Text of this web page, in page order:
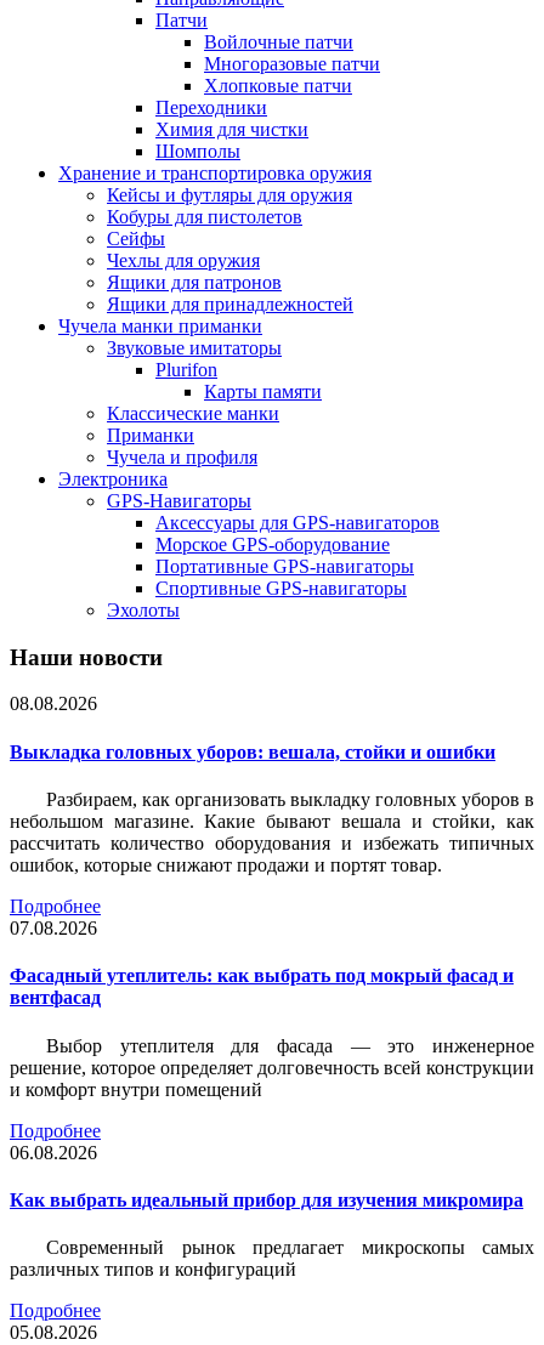
Патчи
Войлочные патчи
Многоразовые патчи
Хлопковые патчи
Переходники
Химия для чистки
Шомполы
Хранение и транспортировка оружия
Кейсы и футляры для оружия
Кобуры для пистолетов
Сейфы
Чехлы для оружия
Ящики для патронов
Ящики для принадлежностей
Чучела манки приманки
Звуковые имитаторы
Plurifon
Карты памяти
Классические манки
Приманки
Чучела и профиля
Электроника
GPS-Навигаторы
Аксессуары для GPS-навигаторов
Морское GPS-оборудование
Портативные GPS-навигаторы
Спортивные GPS-навигаторы
Эхолоты
Наши новости
08.08.2026
Выкладка головных уборов: вешала, стойки и ошибки
Разбираем, как организовать выкладку головных уборов в
небольшом магазине. Какие бывают вешала и стойки, как
рассчитать количество оборудования и избежать типичных
ошибок, которые снижают продажи и портят товар.
Подробнее
07.08.2026
Фасадный утеплитель: как выбрать под мокрый фасад и
вентфасад
Выбор утеплителя для фасада — это инженерное
решение, которое определяет долговечность всей конструкции
и комфорт внутри помещений
Подробнее
06.08.2026
Как выбрать идеальный прибор для изучения микромира
Современный рынок предлагает микроскопы самых
различных типов и конфигураций
Подробнее
05.08.2026